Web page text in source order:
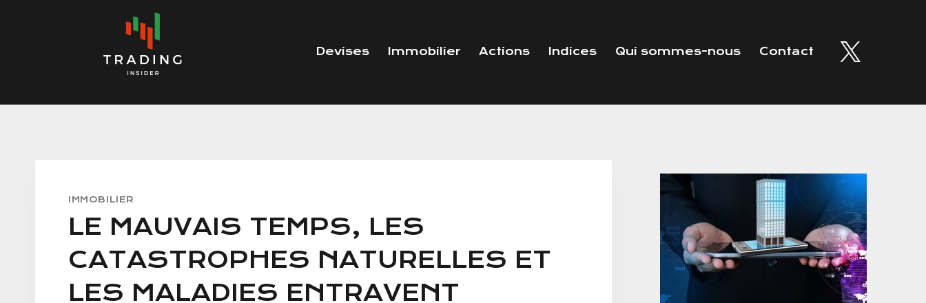
Devises Immobilier Actions Indices Qui sommes-nous Contact
IMMOBILIER
LE MAUVAIS TEMPS, LES
CATASTROPHES NATURELLES ET
LES MALADIES ENTRAVENT